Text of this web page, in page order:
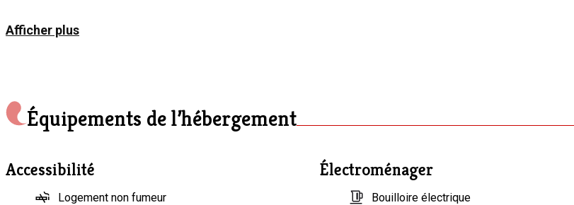
Thermes, les villas Art Déco, les Francofolies…), DURBUY (son célébrissime rocher l’Anticlinal, ses vieux quartiers…),
Afficher plus
Équipements de l’hébergement
Accessibilité
Logement non fumeur
Électroménager
Bouilloire électrique